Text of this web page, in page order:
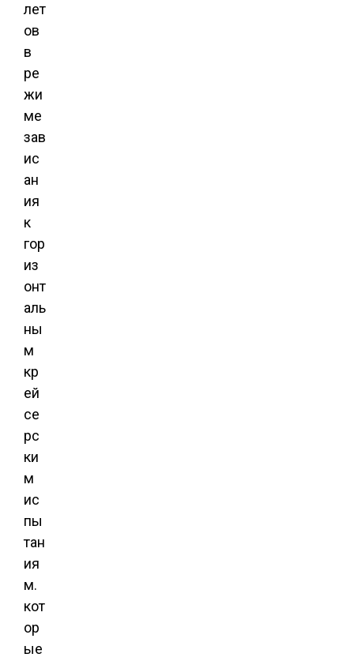
лет
ов
в
ре
жи
ме
зав
ис
ан
ия
к
гор
из
онт
аль
ны
м
кр
ей
се
рс
ки
м
ис
пы
тан
ия
м.
кот
ор
ые